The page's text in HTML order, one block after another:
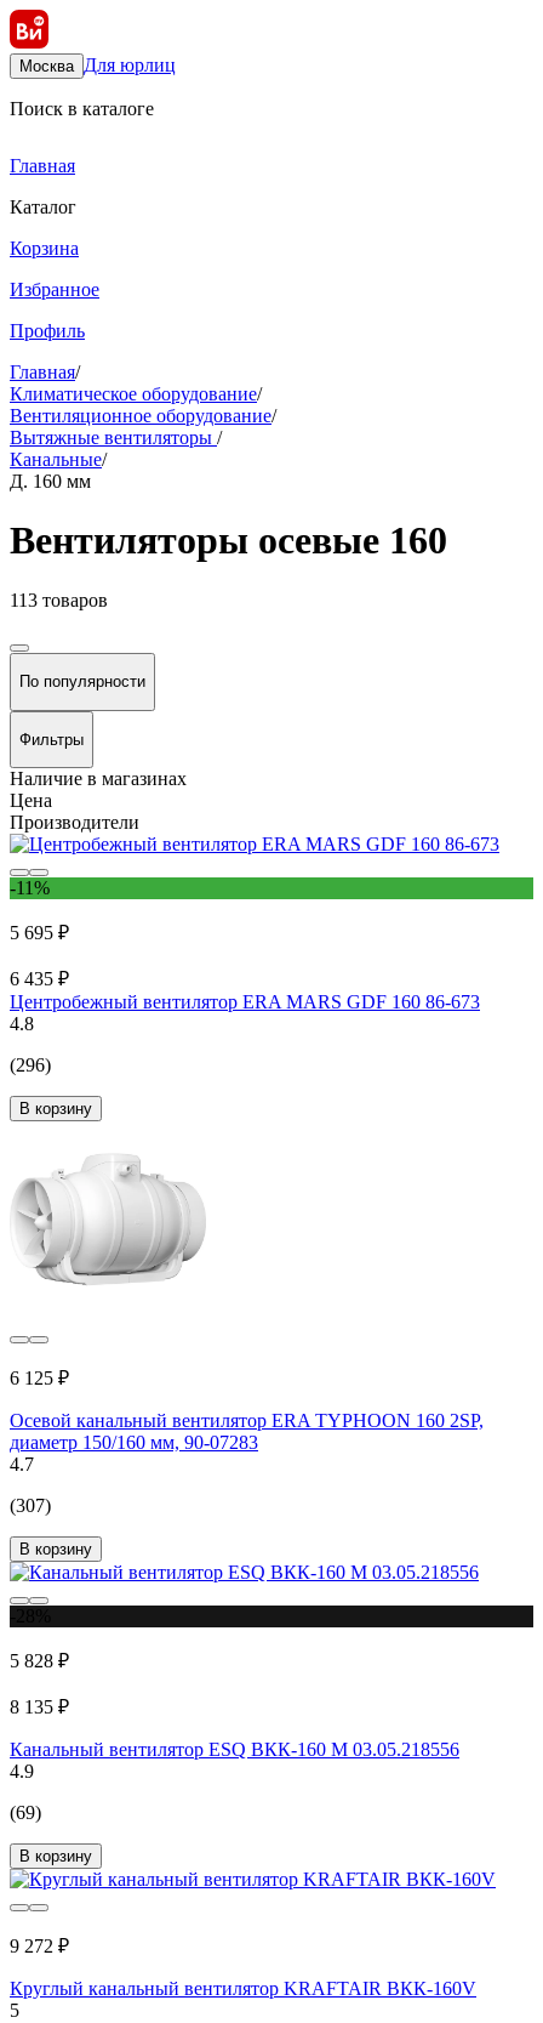
Москва Для юрлиц
Поиск в каталоге
Главная
Каталог
Корзина
Избранное
Профиль
Главная/
Климатическое оборудование/
Вентиляционное оборудование/
Вытяжные вентиляторы /
Канальные/
Д. 160 мм
Вентиляторы осевые 160
113 товаров
По популярности
Фильтры
Наличие в магазинах
Цена
Производители
-11%
5 695 ₽
6 435 ₽
Центробежный вентилятор ERA MARS GDF 160 86-673
4.8
(296)
В корзину
6 125 ₽
Осевой канальный вентилятор ERA TYPHOON 160 2SP,
диаметр 150/160 мм, 90-07283
4.7
(307)
В корзину
5 828 ₽
8 135 ₽
Канальный вентилятор ESQ ВКК-160 М 03.05.218556
4.9
(69)
В корзину
9 272 ₽
Круглый канальный вентилятор KRAFTAIR ВКК-160V
5